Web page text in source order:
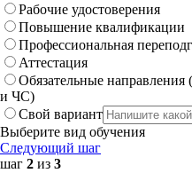
Рабочие удостоверения
Повышение квалификации
Профессиональная
Аттестация
Обязательные
и ЧС)
Свой вариант
Выберите вид обучения
Следующий шаг
шаг 2 из 3